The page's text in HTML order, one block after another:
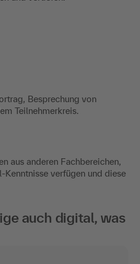
Besprechung von
Teilnehmerkreis.
aus anderen Fachbereichen,
verfügen und diese
auch digital, was